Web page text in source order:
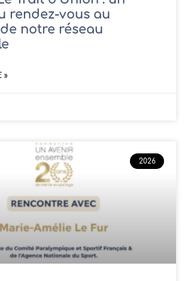
rendez-vous au
notre réseau
»
2026